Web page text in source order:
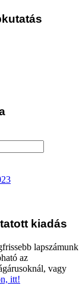
kiadás
lapszámunk
az
vagy
itt!